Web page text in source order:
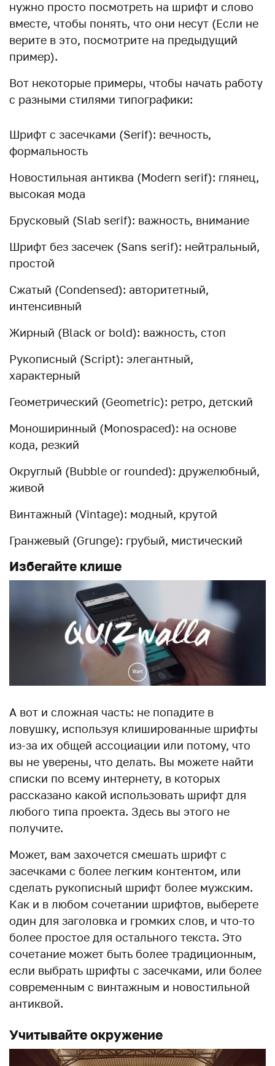
нужно просто посмотреть на шрифт и слово
вместе, чтобы понять, что они несут (Если не
верите в это, посмотрите на предыдущий
пример).
Вот некоторые примеры, чтобы начать работу
с разными стилями типографики:
Шрифт с засечками (Serif): вечность,
формальность
Новостильная антиква (Modern serif): глянец,
высокая мода
Брусковый (Slab serif): важность, внимание
Шрифт без засечек (Sans serif): нейтральный,
простой
Сжатый (Condensed): авторитетный,
интенсивный
Жирный (Black or bold): важность, стоп
Рукописный (Script): элегантный,
характерный
Геометрический (Geometric): ретро, детский
Моноширинный (Monospaced): на основе
кода, резкий
Округлый (Bubble or rounded): дружелюбный,
живой
Винтажный (Vintage): модный, крутой
Гранжевый (Grunge): грубый, мистический
Избегайте клише
А вот и сложная часть: не попадите в
ловушку, используя клишированные шрифты
из-за их общей ассоциации или потому, что
вы не уверены, что делать. Вы можете найти
списки по всему интернету, в которых
рассказано какой использовать шрифт для
любого типа проекта. Здесь вы этого не
получите.
Может, вам захочется смешать шрифт с
засечками с более легким контентом, или
сделать рукописный шрифт более мужским.
Как и в любом сочетании шрифтов, выберете
один для заголовка и громких слов, и что-то
более простое для остального текста. Это
сочетание может быть более традиционным,
если выбрать шрифты с засечками, или более
современным с винтажным и новостильной
антиквой.
Учитывайте окружение